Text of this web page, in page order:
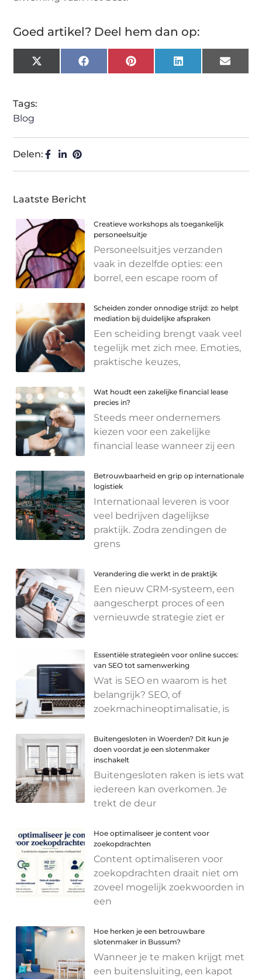
Goed artikel? Deel hem dan op:
X
(Twitter)
FacebookPinterest LinkedIn Email
Tags:
Blog
Delen:
Laatste Bericht
Creatieve workshops als toegankelijk
personeelsuitje
Personeelsuitjes verzanden
vaak in dezelfde opties: een
borrel, een escape room of
Scheiden zonder onnodige strijd: zo helpt
mediation bij duidelijke afspraken
Een scheiding brengt vaak veel
tegelijk met zich mee. Emoties,
praktische keuzes,
Wat houdt een zakelijke financial lease
precies in?
Steeds meer ondernemers
kiezen voor een zakelijke
financial lease wanneer zij een
Betrouwbaarheid en grip op internationale
logistiek
Internationaal leveren is voor
veel bedrijven dagelijkse
praktijk. Zodra zendingen de
grens
Verandering die werkt in de praktijk
Een nieuw CRM-systeem, een
aangescherpt proces of een
vernieuwde strategie ziet er
Essentiële strategieën voor online succes:
van SEO tot samenwerking
Wat is SEO en waarom is het
belangrijk? SEO, of
zoekmachineoptimalisatie, is
Buitengesloten in Woerden? Dit kun je
doen voordat je een slotenmaker
inschakelt
Buitengesloten raken is iets wat
iedereen kan overkomen. Je
trekt de deur
Hoe optimaliseer je content voor
zoekopdrachten
Content optimaliseren voor
zoekopdrachten draait niet om
zoveel mogelijk zoekwoorden in
een
Hoe herken je een betrouwbare
slotenmaker in Bussum?
Wanneer je te maken krijgt met
een buitensluiting, een kapot